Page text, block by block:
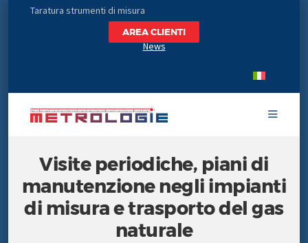
Taratura strumenti di misura
AREA CLIENTI
News
Visite periodiche, piani di
manutenzione negli impianti
di misura e trasporto del gas
naturale